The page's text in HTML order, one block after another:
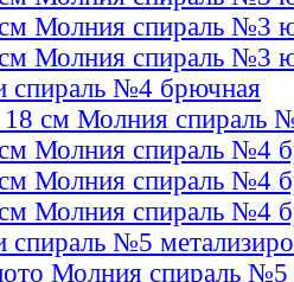
Молния спираль №3
Молния спираль №3
спираль №4 брючная
18 см Молния спираль
Молния спираль №4
Молния спираль №4
Молния спираль №4
спираль №5
Молния спираль №5